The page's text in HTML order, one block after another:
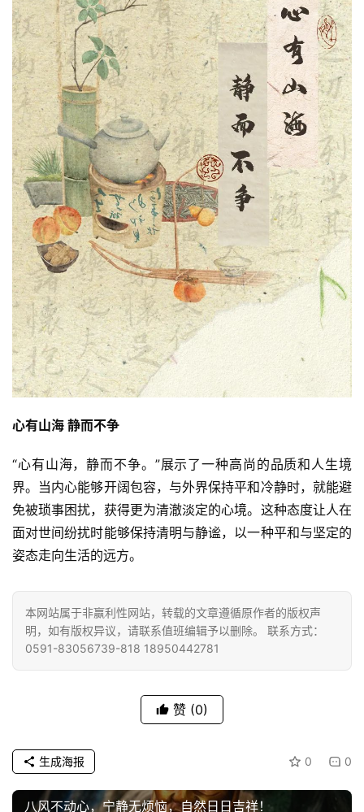
心有山海 静而不争
“心有山海，静而不争。”展示了一种高尚的品质和人生境
界。当内心能够开阔包容，与外界保持平和冷静时，就能避
免被琐事困扰，获得更为清澈淡定的心境。这种态度让人在
面对世间纷扰时能够保持清明与静谧，以一种平和与坚定的
姿态走向生活的远方。
本网站属于非赢利性网站，转载的文章遵循原作者的版权声
明，如有版权异议，请联系值班编辑予以删除。 联系方式：
0591-83056739-818 18950442781
赞 (0)
0 0
生成海报
八风不动心，宁静无烦恼，自然日日吉祥！